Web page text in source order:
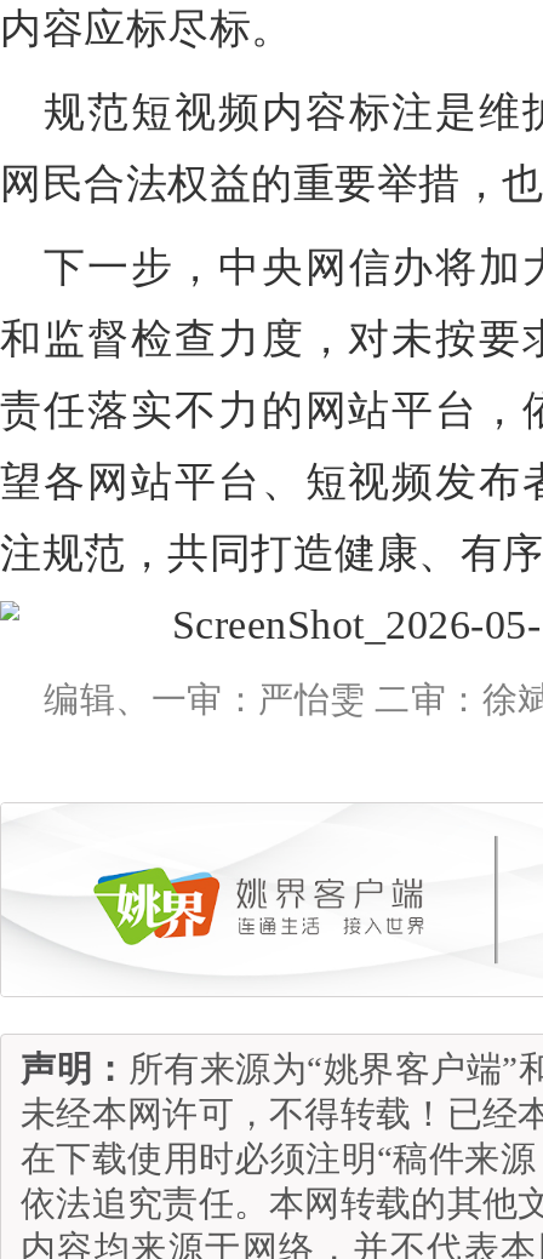
内容应标尽标。
规范短视频内容标注是维
网民合法权益的重要举措，
下一步，中央网信办将加
和监督检查力度，对未按要
责任落实不力的网站平台，
望各网站平台、短视频发布
注规范，共同打造健康、有
编辑、一审：严怡雯 二审：徐
声明： 所有来源为“姚界客户端”
未经本网许可，不得转载！已经
在下载使用时必须注明“稿件来
依法追究责任。本网转载的其他
内容均来源于网络，并不代表